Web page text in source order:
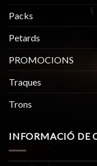
Packs
Petards
PROMOCIONS
Traques
Trons
INFORMACIÓ DE